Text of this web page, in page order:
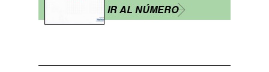
IR AL NÚMERO